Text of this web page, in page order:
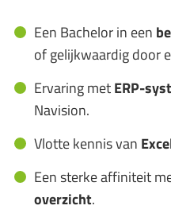
Een Bachelor in een
of gelijkwaardig door
Ervaring metERP-
Navision.
Vlotte kennis van
Een sterke affiniteit
overzicht.